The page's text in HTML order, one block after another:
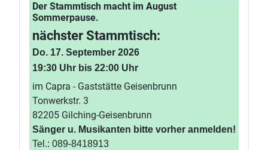
Der Stammtisch macht im August
Sommerpause.
nächster Stammtisch:
Do. 17. September 2026
19:30 Uhr bis 22:00 Uhr
im Capra - Gaststätte Geisenbrunn
Tonwerkstr. 3
82205 Gilching-Geisenbrunn
Sänger u. Musikanten bitte vorher anmelden!
Tel.: 089-8418913